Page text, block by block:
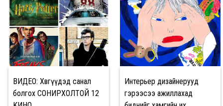
ВИДЕО: Хөвгүүдэд санал
болгох СОНИРХОЛТОЙ 12
Интерьер дизайнерууд
гэрээсээ ажиллахад